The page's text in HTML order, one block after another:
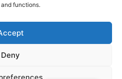
functions.
Deny
All rights reserved
INFORMATIVA SULLA PRIVACY